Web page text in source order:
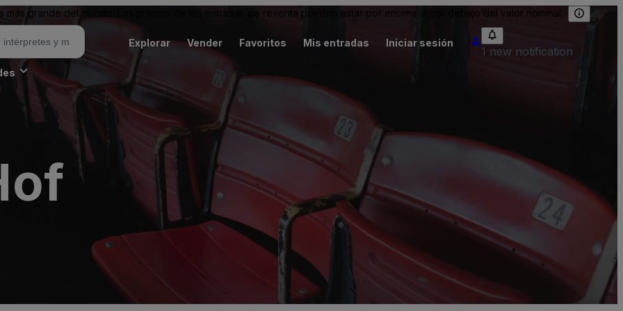
más grande del mundo. Los precios de las entradas de reventa pueden estar por encima o por debajo del valor nominal.
Explorar Vender Favoritos Mis entradas Iniciar sesión
1 new notification